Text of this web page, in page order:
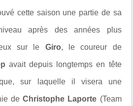
cette saison une partie de sa
après des années plus
sur le Giro, le coureur de
avait depuis longtemps en tête
sur laquelle il visera une
deChristophe Laporte (Team